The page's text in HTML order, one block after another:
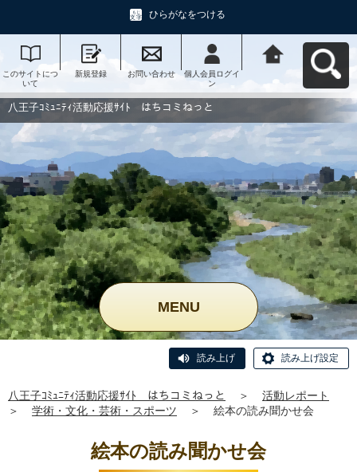
ひらがなをつける
このサイトにつ
いて
新規登録 お問い合わせ
個人会員ログイ
ン
動応援ｻｲﾄ はち
コミねっとへ戻
八王子ｺﾐｭﾆﾃｨ活動応援ｻｲﾄ はちコミねっと
MENU
読み上げ 読み上げ設定
八王子ｺﾐｭﾆﾃｨ活動応援ｻｲﾄ はちコミねっと ＞
活動レポート
＞
学術・文化・芸術・スポーツ ＞ 絵本の読み聞かせ会
絵本の読み聞かせ会